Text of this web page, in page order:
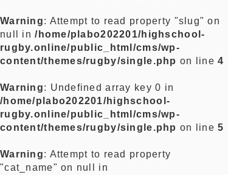
全国チーム紹介
プライバシーポリシー
お問い合わせ
Warning: Attempt to read property "slug" on
null in/home/plabo202201/highschool-
rugby.online/public_html/cms/wp-
content/themes/rugby/single.php on line4
Warning: Undefined array key 0 in
/home/plabo202201/highschool-
rugby.online/public_html/cms/wp-
content/themes/rugby/single.php on line5
Warning: Attempt to read property
"cat_name" on null in